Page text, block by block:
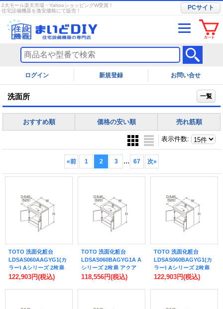
2大モール楽天市場・YahooショッピングW受賞！
住宅設備機器を激安価格にて販売！
PCサイト
ログイン お問い合せ
洗面所 一覧
おすすめ順 価格の安い順 売れ筋順
表示件数:
«前 1 2 3 ... 67 次»
TOTO 洗面化粧台
LDSAS060AAGYG1(カ
ラー) Aシリーズ 2枚扉
アクアオート(自動水栓)
ボウル高さ750mm 受注
122,903円(税込)
TOTO 洗面化粧台
LDSAS060BAGYG1A A
シリーズ 2枚扉 アクア
オート(自動水栓) 壁給水
高さ800mm 受注生産品
118,556円(税込)
TOTO 洗面化粧台
LDSAS060BAGYG1(カ
ラー) Aシリーズ 2枚扉
アクアオート(自動水栓)
ボウル高さ800mm 受注
122,903円(税込)